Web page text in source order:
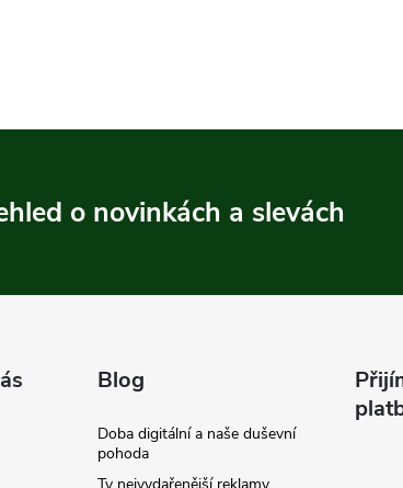
o novinkách a slevách
Blog
Doba digitální a naše duševní
pohoda